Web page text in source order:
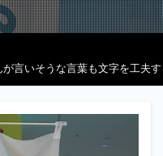
が言いそうな言葉も文字を工夫